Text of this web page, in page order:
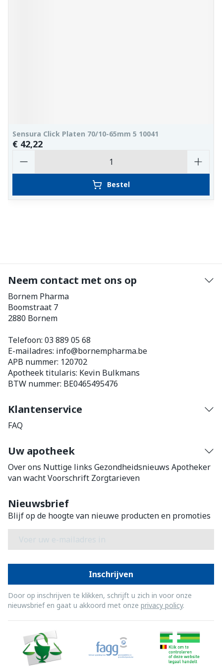
Sensura Click Platen 70/10-65mm 5 10041
€ 42,22
Bestel
Neem contact met ons op
Bornem Pharma
Boomstraat 7
2880 Bornem
Telefoon: 03 889 05 68
E-mailadres: info@bornempharma.be
APB nummer: 120702
Apotheek titularis: Kevin Bulkmans
BTW nummer: BE0465495476
Klantenservice
FAQ
Uw apotheek
Over ons Nuttige links Gezondheidsnieuws Apotheker
van wachtVoorschrift Zorgtarieven
Nieuwsbrief
Blijf op de hoogte van nieuwe producten en promoties
Inschrijven
Door op inschrijven te klikken, schrijft u zich in voor onze
nieuwsbrief en gaat u akkoord met onze privacy policy.